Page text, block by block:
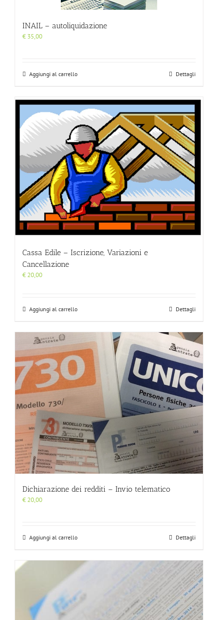
INAIL – autoliquidazione
€ 35,00
Aggiungi al carrello Dettagli
Cassa Edile – Iscrizione, Variazioni e
Cancellazione
€ 20,00
Aggiungi al carrello Dettagli
Dichiarazione dei redditi – Invio telematico
€ 20,00
Aggiungi al carrello Dettagli